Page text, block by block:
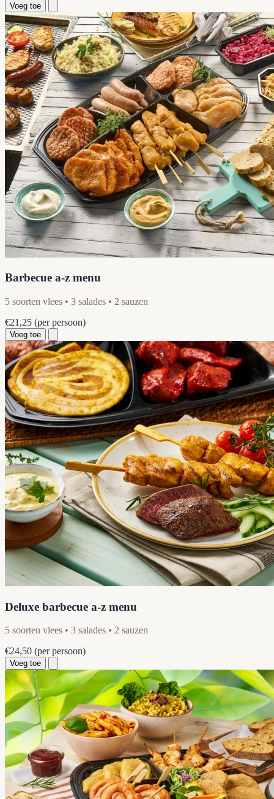
Voeg toe
Barbecue a-z menu
5 soorten vlees • 3 salades • 2 sauzen
€21,25 (per persoon)
Voeg toe
Deluxe barbecue a-z menu
5 soorten vlees • 3 salades • 2 sauzen
€24,50 (per persoon)
Voeg toe